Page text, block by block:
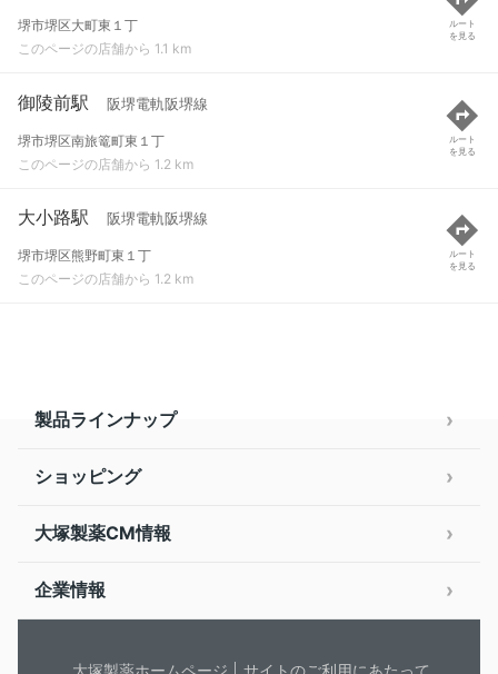
堺市堺区大町東１丁
このページの店舗から 1.1 km
ルート
を見る
御陵前駅 阪堺電軌阪堺線
堺市堺区南旅篭町東１丁
このページの店舗から 1.2 km
ルート
を見る
大小路駅 阪堺電軌阪堺線
堺市堺区熊野町東１丁
このページの店舗から 1.2 km
ルート
を見る
製品ラインナップ
ショッピング
大塚製薬CM情報
企業情報